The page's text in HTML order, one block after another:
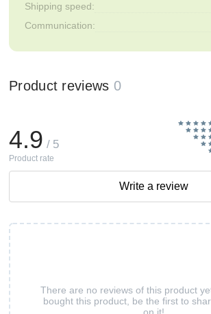
Shipping speed:
Communication:
Product reviews 0
There are no reviews of this product
bought this product, be the first to
on it!
4.9 / 5
Product rate
Write a review